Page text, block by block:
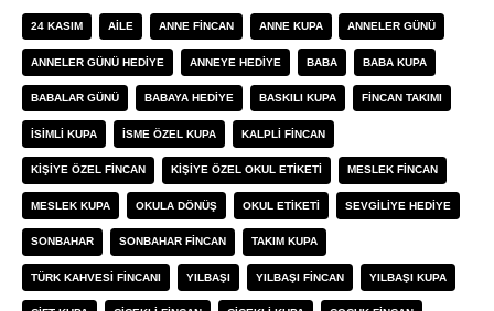
24 KASIM AILE ANNE FINCAN ANNE KUPA ANNELER GÜNÜ
ANNELER GÜNÜ HEDIYE ANNEYE HEDIYE BABA BABA KUPA
BABALAR GÜNÜ BABAYA HEDIYE BASKILI KUPA FINCAN TAKIMI
ISIMLI KUPA ISME ÖZEL KUPA KALPLI FINCAN
KIŞIYE ÖZEL FINCAN KIŞIYE ÖZEL OKUL ETIKETI MESLEK FINCAN
MESLEK KUPA OKULA DÖNÜŞ OKUL ETIKETI SEVGILIYE HEDIYE
SONBAHAR SONBAHAR FINCAN TAKIM KUPA
TÜRK KAHVESI FINCANI YILBAŞI YILBAŞI FINCAN YILBAŞI KUPA